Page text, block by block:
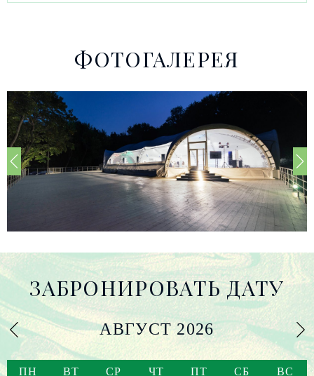
ФОТОГАЛЕРЕЯ
ЗАБРОНИРОВАТЬ ДАТУ
АВГУСТ 2026
ПН ВТ СР ЧТ ПТ СБ ВС